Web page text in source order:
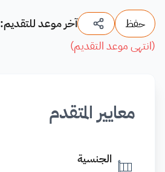
حفظ آخر موعد للتقديم:
(انتهى موعد التقديم)
معايير المتقدم
الجنسية